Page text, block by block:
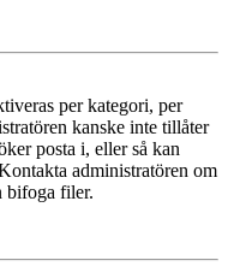
per kategori, per
kanske inte tillåter
posta i, eller så kan
administratören om
bifoga filer.